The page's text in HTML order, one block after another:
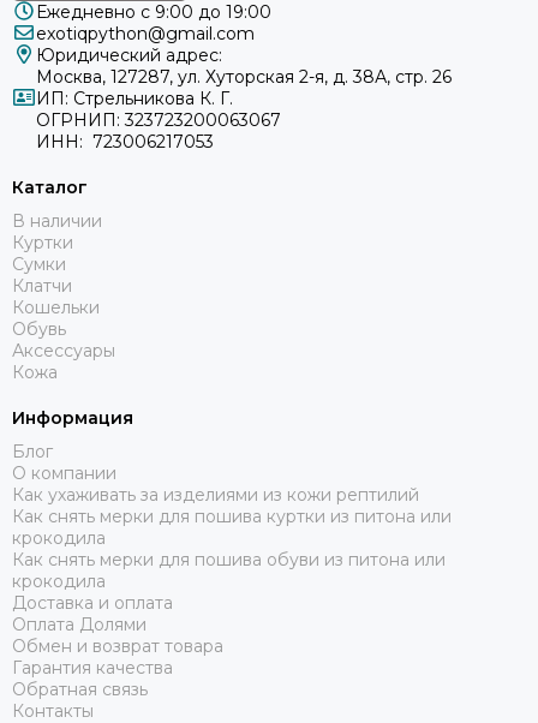
Ежедневно с 9:00 до 19:00
exotiqpython@gmail.com
Юридический адрес:
Москва, 127287, ул. Хуторская 2-я, д. 38А, стр. 26
ИП: Стрельникова К. Г.
ОГРНИП: 323723200063067
ИНН: 723006217053
Каталог
В наличии
Куртки
Сумки
Клатчи
Кошельки
Обувь
Аксессуары
Кожа
Информация
Блог
О компании
Как ухаживать за изделиями из кожи рептилий
Как снять мерки для пошива куртки из питона или
крокодила
Как снять мерки для пошива обуви из питона или
крокодила
Доставка и оплата
Оплата Долями
Обмен и возврат товара
Гарантия качества
Обратная связь
Контакты